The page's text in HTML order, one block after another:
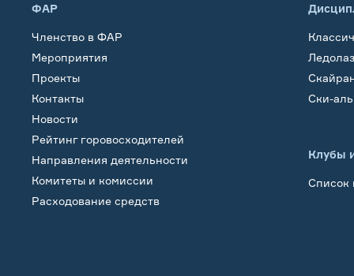
ФАР
Членство в ФАР
Мероприятия
Проекты
Контакты
Новости
Рейтинг горовосходителей
Направления деятельности
Комитеты и комиссии
Расходование средств
Ски-
Клубы
Список